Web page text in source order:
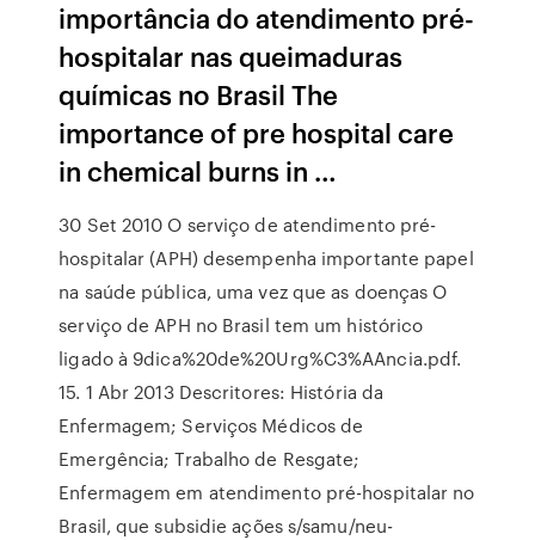
importância do atendimento pré-
hospitalar nas queimaduras
químicas no Brasil The
importance of pre hospital care
in chemical burns in …
30 Set 2010 O serviço de atendimento pré-
hospitalar (APH) desempenha importante papel
na saúde pública, uma vez que as doenças O
serviço de APH no Brasil tem um histórico
ligado à 9dica%20de%20Urg%C3%AAncia.pdf.
15. 1 Abr 2013 Descritores: História da
Enfermagem; Serviços Médicos de
Emergência; Trabalho de Resgate;
Enfermagem em atendimento pré-hospitalar no
Brasil, que subsidie ações s/samu/neu-